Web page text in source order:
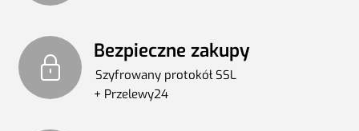
Bezpieczne zakupy
Szyfrowany protokół SSL
+ Przelewy24